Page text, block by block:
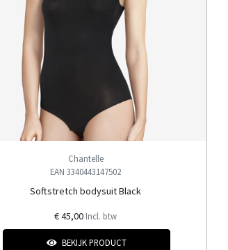
Chantelle
EAN 3340443147502
Softstretch bodysuit Black
€ 45,00 Incl. btw
BEKIJK PRODUCT